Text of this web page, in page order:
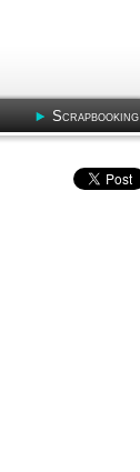
Scrapbooking